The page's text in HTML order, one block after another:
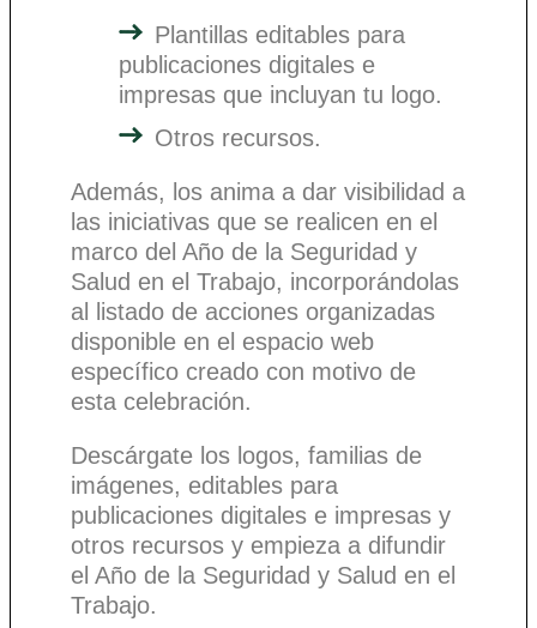
Plantillas editables para
publicaciones digitales e
impresas que incluyan tu logo.
Otros recursos.
Además, los anima a dar visibilidad a
las iniciativas que se realicen en el
marco del Año de la Seguridad y
Salud en el Trabajo, incorporándolas
al listado de acciones organizadas
disponible en el espacio web
específico creado con motivo de
esta celebración.
Descárgate los logos, familias de
imágenes, editables para
publicaciones digitales e impresas y
otros recursos y empieza a difundir
el Año de la Seguridad y Salud en el
Trabajo.